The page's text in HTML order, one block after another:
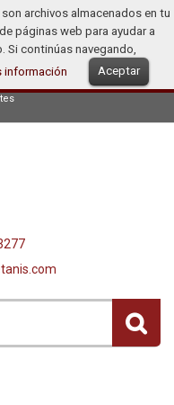
Ofertas
¿Cómo Comprar?
Iniciar Sesión
archivos almacenados en tu
páginas web para ayudar a
Si continúas navegando,
información Aceptar